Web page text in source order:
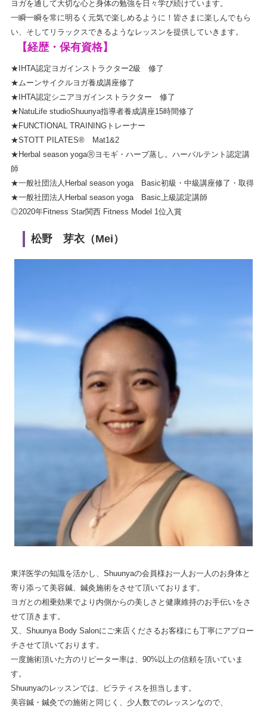
ヨガを通して大切な心と身体の勉強を日々学び続けています。
一瞬一瞬を常に明るく元気で楽しめるように！皆さまに楽しんでもら
い、そしてリラックスできるようなレッスンを提供していきます。
【経歴・保有資格】
★IHTA認定ヨガインストラクター2級 修了
★ムーンサイクルヨガ養成講座修了
★IHTA認定シニアヨガインストラクター 修了
★NatuLife studioShuunya指導者養成講座15時間修了
★FUNCTIONAL TRAININGトレーナー
★STOTT PILATES® Mat1&2
★Herbal season yogaⓇヨモギ・ハーブ蒸し。ハーバルテント認定講
師
★一般社団法人Herbal season yoga Basic初級・中級講座修了・取得
★一般社団法人Herbal season yoga Basic上級認定講師
◎2020年Fitness Star関西 Fitness Model 1位入賞
松野 芽衣（Mei）
東洋医学の知識を活かし、Shuunyaの会員様お一人お一人のお身体と
寄り添って美容鍼、鍼灸施術をさせて頂いております。
ヨガとの相乗効果でより内側からの美しさと健康維持のお手伝いをさ
せて頂きます。
又、Shuunya Body Salonにご来店くださるお客様にも丁寧にアプロー
チさせて頂いております。
一度施術頂いた方のリピーター率は、90%以上の信頼を頂いていま
す。
Shuunyaのレッスンでは、ピラティスを担当します。
美容鍼・鍼灸での施術と同じく、少人数でのレッスンなので、